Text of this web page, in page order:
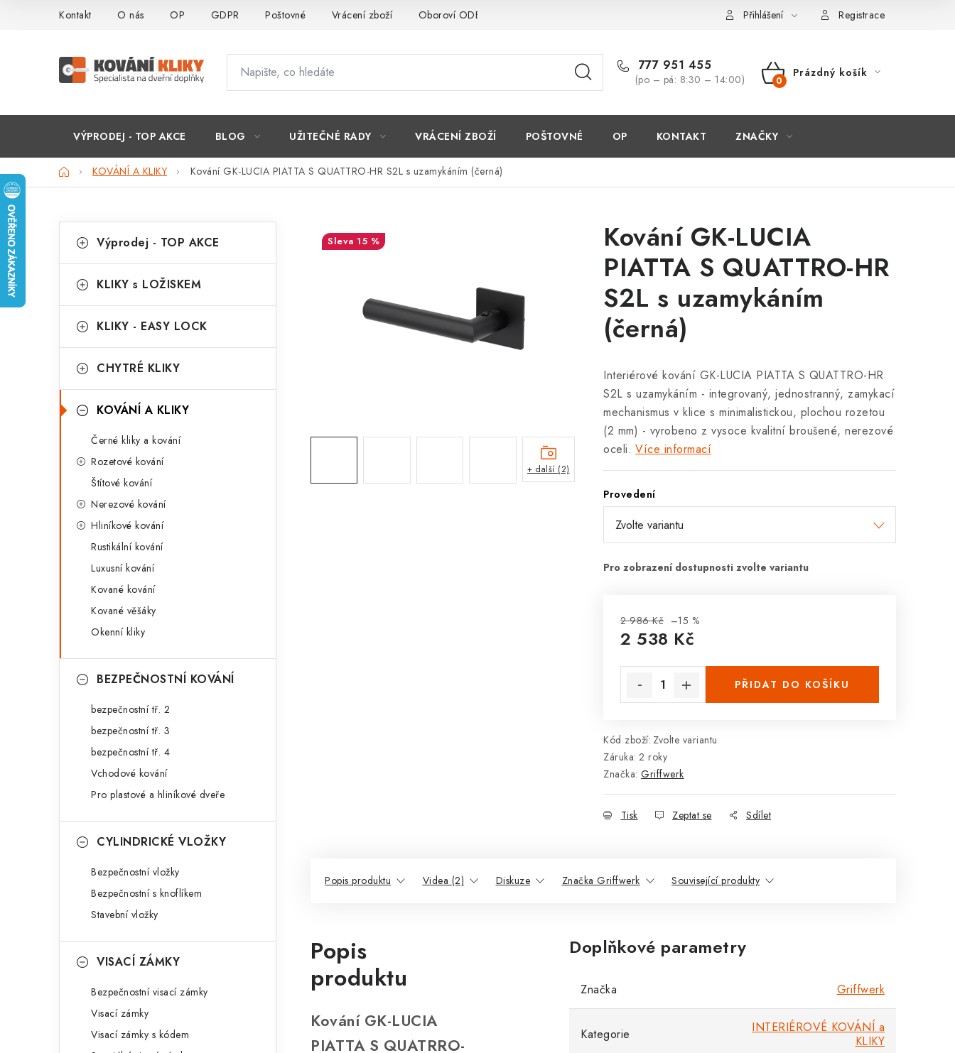
Kontakt O nás OP GDPR Poštovné Vrácení zboží Oboroví ODBORNÍCI Přihlášení Registrace
777 951 455
(po – pá: 8:30 – 14:00)
NÁKUPNÍ
Prázdný košík
VÝPRODEJ - TOP AKCE BLOG UŽITEČNÉ RADY VRÁCENÍ ZBOŽÍ POŠTOVNÉ OP KONTAKT ZNAČKY
DomůKOVÁNÍ A KLIKY Kování GK-LUCIA PIATTA S QUATTRO-HR S2L s uzamykáním (černá)
o
t
r
n
n
kategorie
a
e
o
i
e
Výprodej - TOP AKCE
KLIKY s LOŽISKEM
KLIKY - EASY LOCK
CHYTRÉ KLIKY
KOVÁNÍ A KLIKY
Černé kliky a kování
Rozetové kování
Štítové kování
Nerezové kování
Hliníkové kování
Rustikální kování
Luxusní kování
Kované kování
Kované věšáky
Okenní kliky
BEZPEČNOSTNÍ KOVÁNÍ
bezpečnostní tř. 2
bezpečnostní tř. 3
bezpečnostní tř. 4
Vchodové kování
Pro plastové a hliníkové dveře
CYLINDRICKÉ VLOŽKY
Bezpečnostní vložky
Bezpečnostní s knoflíkem
Stavební vložky
VISACÍ ZÁMKY
Bezpečnostní visací zámky
Visací zámky
Visací zámky s kódem
Kování GK-LUCIA
PIATTA S QUATTRO-HR
S2L s uzamykáním
(černá)
Interiérové kování GK-LUCIA PIATTA S QUATTRO-HR
S2L s uzamykáním - integrovaný, jednostranný, zamykací
mechanismus v klice s minimalistickou, plochou rozetou
(2 mm) - vyrobeno z vysoce kvalitní broušené, nerezové
oceli. Více informací
Provedení
2 986 Kč –15 %
2 538 Kč
PŘIDAT DO KOŠÍKU
Kód zboží: Zvolte variantu
Záruka: 2 roky
Značka: Griffwerk
Tisk Zeptat se Sdílet
15 %
+ další (2)
Popis produktu Videa (2) Diskuze Značka Griffwerk Související produkty
Popis
produktu
Kování GK-LUCIA
PIATTA S QUATRRO-
Doplňkové parametry
Značka Griffwerk
Kategorie
INTERIÉROVÉ KOVÁNÍ a
KLIKY